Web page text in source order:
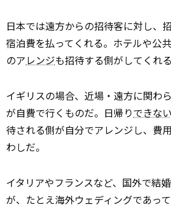
日本では遠方からの招待客に対し、
宿泊費を払ってくれる。ホテルや公
のアレンジも招待する側がしてくれ
イギリスの場合、近場・遠方に関わ
が自費で行くものだ。日帰りできない
待される側が自分でアレンジし、費
わしだ。
イタリアやフランスなど、国外で結
が、たとえ海外ウェディングであっ